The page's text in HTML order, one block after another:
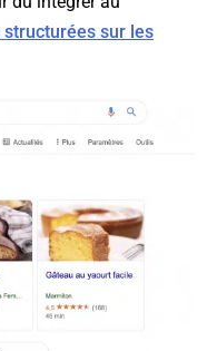
structurées sur les